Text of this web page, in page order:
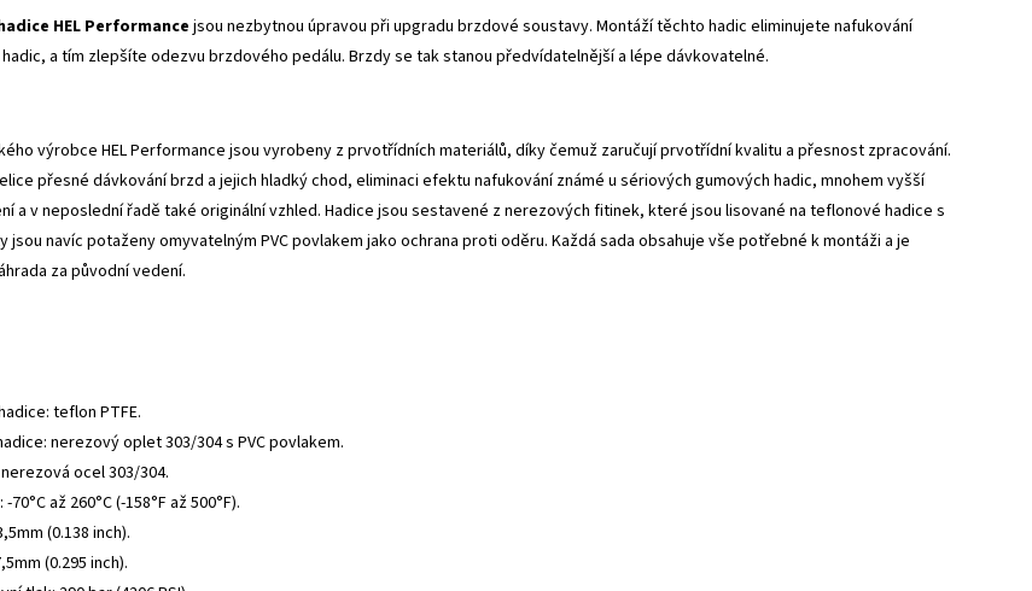
HEL Performance jsou nezbytnou úpravou při upgradu brzdové soustavy. Montáží těchto hadic eliminujete nafukování
a tím zlepšíte odezvu brzdového pedálu. Brzdy se tak stanou předvídatelnější a lépe dávkovatelné.
výrobce HEL Performance jsou vyrobeny z prvotřídních materiálů, díky čemuž zaručují prvotřídní kvalitu a přesnost zpracování.
přesné dávkování brzd a jejich hladký chod, eliminaci efektu nafukování známé u sériových gumových hadic, mnohem vyšší
a v neposlední řadě také originální vzhled. Hadice jsou sestavené z nerezových fitinek, které jsou lisované na teflonové hadice s
navíc potaženy omyvatelným PVC povlakem jako ochrana proti oděru. Každá sada obsahuje vše potřebné k montáži a je
za původní vedení.
teflon PTFE.
nerezový oplet 303/304 s PVC povlakem.
ocel 303/304.
až 260°C (-158°F až 500°F).
(0.138 inch).
(0.295 inch).